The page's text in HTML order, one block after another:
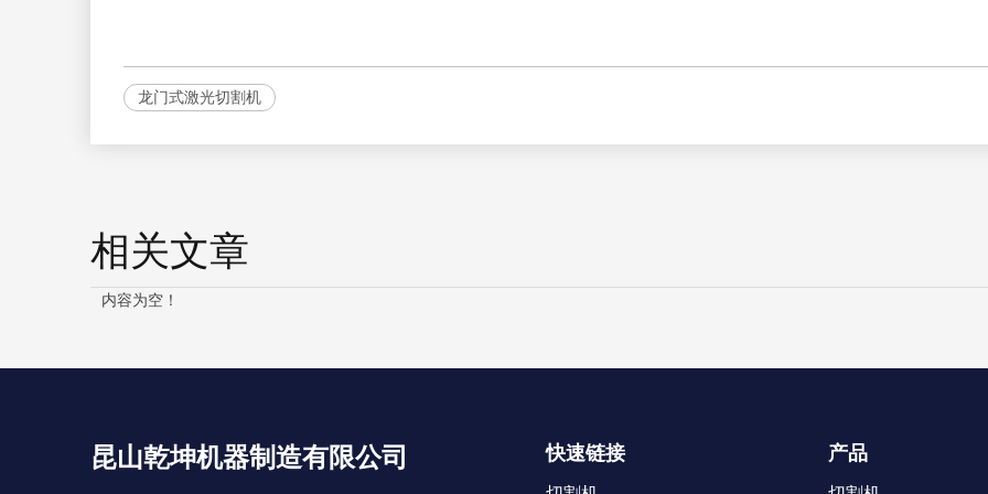
龙门式激光切割机
相关文章
内容为空！
昆山乾坤机器制造有限公司 快速链接 产品